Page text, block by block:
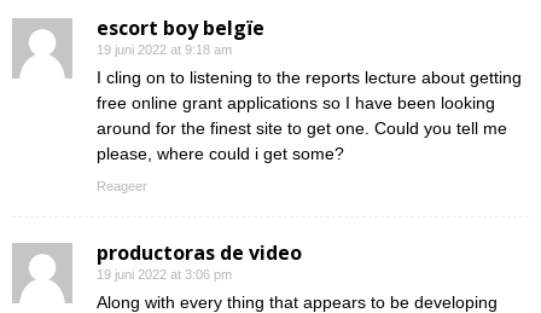
escort boy belgïe
19 juni 2022 at 9:18 am
I cling on to listening to the reports lecture about getting
free online grant applications so I have been looking
around for the finest site to get one. Could you tell me
please, where could i get some?
Reageer
productoras de video
19 juni 2022 at 3:06 pm
Along with every thing that appears to be developing